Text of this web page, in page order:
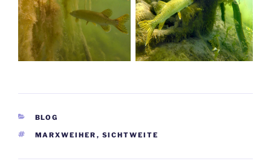
KATEGORIEN
BLOG
SCHLAGWÖRTER
MARXWEIHER , SICHTWEITE